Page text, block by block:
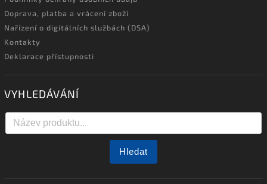
Doprava, platba a vrácení zboží
Nařízení o digitálních službách (DSA)
Kontakty
Deklarace přístupnosti
VYHLEDÁVÁNÍ
Hledat